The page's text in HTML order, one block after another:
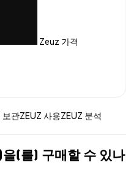
Zeuz 가격
보관ZEUZ 사용ZEUZ 분석
(를) 구매할 수 있나